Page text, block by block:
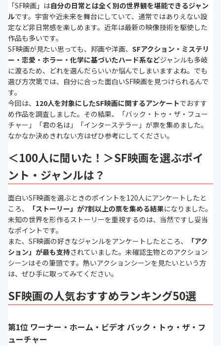
「SF映画」は自分の日常とは全く別の世界観を堪能できるジャン
ルです。宇宙や近未来を舞台にしていて、通常ではありえない設
定など非日常感を楽しめます。近年は最新の映像技術を駆使した
作品も多いです。
SF映画が見たい思っても、邦画や洋画、 SFアクション・ミステリ
ー・ 恋愛・ホラー・化学に基づいたハード系などジャンルも多岐
に渡るため、どれを選んだらいいか悩んでしまいますよね。でも
選び方次第では、自分に合った面白いSF映画を見つけられるんで
す。
今回は、 120人を対象にしたSF映画に関するアンケートでおすす
め作品を調査しました。その結果、「バック・トゥ・ザ・フュー
チャー」「君の名は」「インターステラー」が票を集めました。
なかなか決めきれない方はぜひ参考にしてください。
＜100人に聞いた！＞SF映画を選ぶポイ
ント・ジャンルは？
面白いSF映画を選ぶときのポイントを120人にアンケートしたと
ころ、
「ストーリー」が7割以上の票を集める結果になりました。
未知の世界を形作るストーリーを重視するのは、当然ですし妥当
なポイントです。
また、SF映画の好きなジャンルをアンケートしたところ、
「アク
ション」が最も支持されていました。未確認生物とのアクション
シーンはその筆頭です。熱いアクションシーンを見たいという方
は、ぜひ手に取ってみてください。
SF映画の人気おすすめランキング50選
第1位 ワーナー・ホーム・ビデオ バック・トゥ・ザ・フ
ューチャー